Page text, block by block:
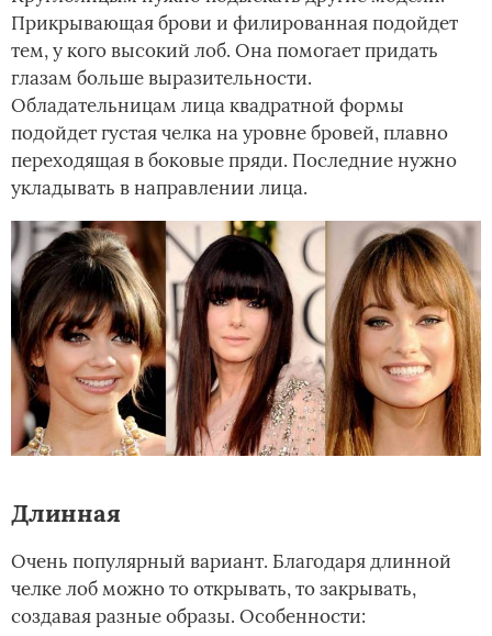
Прикрывающая брови и филированная подойдет
тем, у кого высокий лоб. Она помогает придать
глазам больше выразительности.
Обладательницам лица квадратной формы
подойдет густая челка на уровне бровей, плавно
переходящая в боковые пряди. Последние нужно
укладывать в направлении лица.
Длинная
Очень популярный вариант. Благодаря длинной
челке лоб можно то открывать, то закрывать,
создавая разные образы. Особенности: